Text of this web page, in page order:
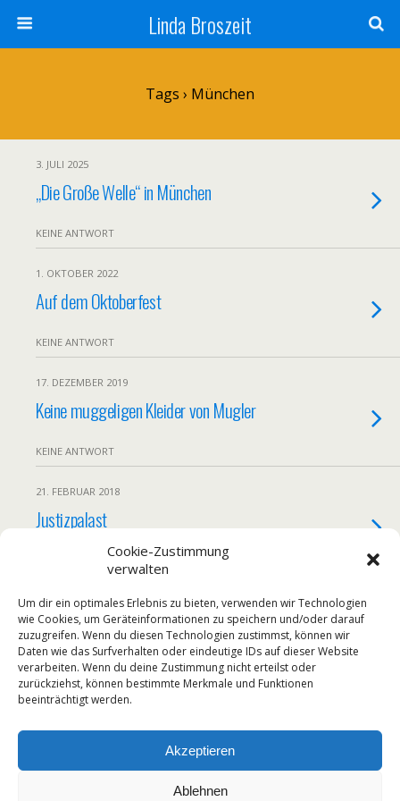
Cookie-Zustimmung
verwalten
Um dir ein optimales Erlebnis zu bieten, verwenden wir Technologien
wie Cookies, um Geräteinformationen zu speichern und/oder darauf
zuzugreifen. Wenn du diesen Technologien zustimmst, können wir
Daten wie das Surfverhalten oder eindeutige IDs auf dieser Website
verarbeiten. Wenn du deine Zustimmung nicht erteilst oder
zurückziehst, können bestimmte Merkmale und Funktionen
beeinträchtigt werden.
Akzeptieren
Ablehnen
Linda Broszeit
Tags › München
3. JULI 2025
„Die Große Welle“ in München
KEINE ANTWORT
1. OKTOBER 2022
Auf dem Oktoberfest
KEINE ANTWORT
17. DEZEMBER 2019
Keine muggeligen Kleider von Mugler
KEINE ANTWORT
21. FEBRUAR 2018
Justizpalast
KEINE ANTWORT
10. MÄRZ 2017
Ein gutes Krimihörbuch
KEINE ANTWORT
Zum Seitenanfang